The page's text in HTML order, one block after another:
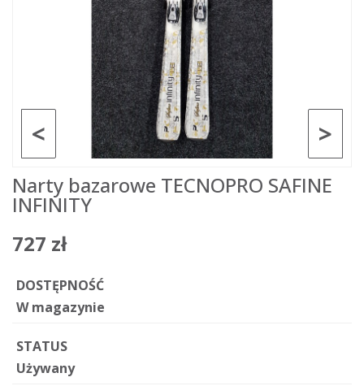
>
<
Narty bazarowe TECNOPRO SAFINE
INFINITY
727 zł
DOSTĘPNOŚĆ
W magazynie
STATUS
Używany